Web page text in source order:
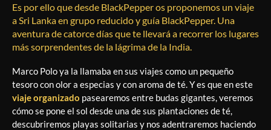
Es por ello que desde BlackPepper os proponemos un viaje
a Sri Lanka en grupo reducido y guía BlackPepper. Una
aventura de catorce días que te llevará a recorrer los lugares
más sorprendentes de la lágrima de la India.
Marco Polo ya la llamaba en sus viajes como un pequeño
tesoro con olor a especias y con aroma de té. Y es que en este
viaje organizado pasearemos entre budas gigantes, veremos
cómo se pone el sol desde una de sus plantaciones de té,
descubriremos playas solitarias y nos adentraremos haciendo